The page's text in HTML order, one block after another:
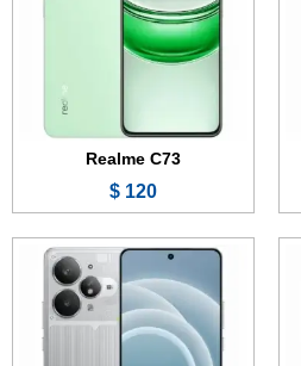
Realme C73
120 $
الرام:12 أو 16 جيجابايت
الكاميرا:50 + 8 ميجابكسل
المعالج:Mediatek Dimensity 9400e
عرض الموصفات ←
الشاشة:6.78 بوصة - 120 هرتز - LTPO AMOLED
الذاكرة: 256 أو 512 جيجابايت
الرام:8 أو 12 جيجابايت